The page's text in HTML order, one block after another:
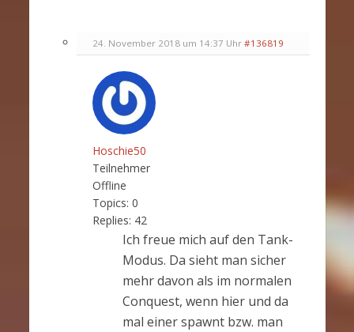
24. November 2018 um 14:37 Uhr #136819
Hoschie50
Teilnehmer
Offline
Topics: 0
Replies: 42
Ich freue mich auf den Tank-
Modus. Da sieht man sicher
mehr davon als im normalen
Conquest, wenn hier und da
mal einer spawnt bzw. man